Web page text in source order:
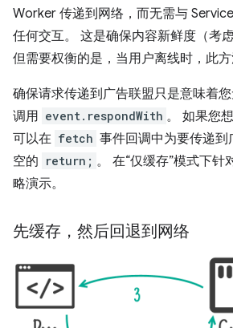
Worker 传递到网络，而无需与
任何交互。 这是确保内容新鲜度（考
但需要权衡的是，当用户离线时，此方
确保请求传递到广告联盟只是意味着
调用 event.respondWith 。 如果您
可以在 fetch 事件回调中为要传递
空的 return; 。 在“仅缓存”模式下针
略演示。
先缓存，然后回退到网络